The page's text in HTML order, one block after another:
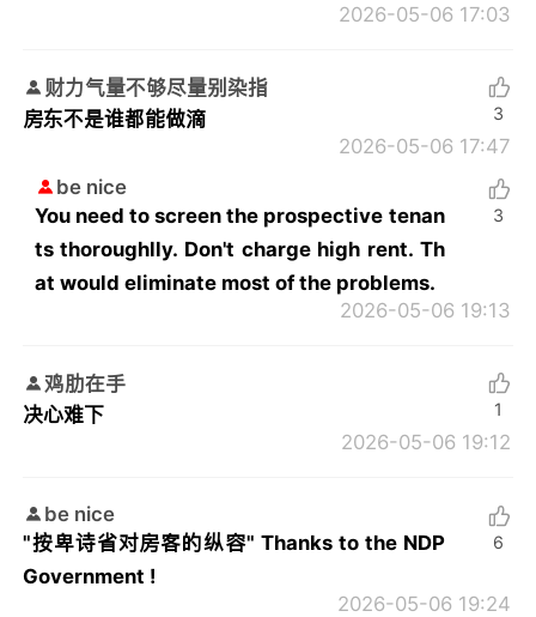
2026-05-06 17:03
财力气量不够尽量别染指
房东不是谁都能做滴
2026-05-06 17:47
3
be nice
You need to screen the prospective tenan
ts thoroughlly. Don't charge high rent. Th
at would eliminate most of the problems.
2026-05-06 19:13
3
鸡肋在手
决心难下
2026-05-06 19:12
1
be nice
"按卑诗省对房客的纵容" Thanks to the NDP
Government !
2026-05-06 19:24
6